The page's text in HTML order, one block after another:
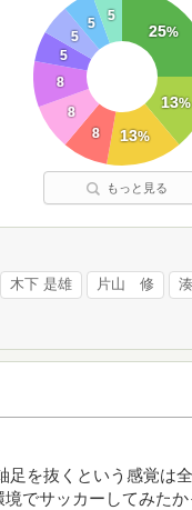
25%
13%
13%
8
8
8
5
5
5 5
もっと見る
木下 是雄 片山 修
足を抜くという感覚は
でサッカーしてみたか